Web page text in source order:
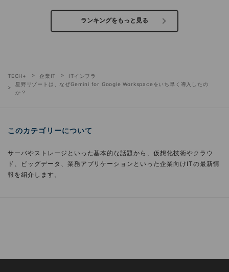
ランキングをもっと見る
TECH+ 企業IT
ITインフラ
星野リゾートは、なぜGemini for Google Workspaceをいち早く導入したの
か？
このカテゴリーについて
サーバやストレージといった基本的な話題から、仮想化技術やクラウ
ド、ビッグデータ、業務アプリケーションといった企業向けITの最新情
報を紹介します。